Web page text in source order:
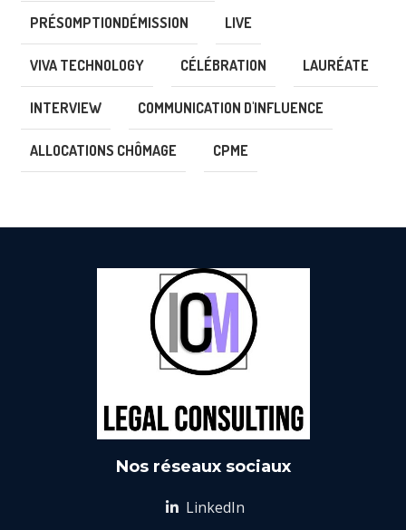
PRÉSOMPTIONDÉMISSION LIVE
VIVA TECHNOLOGY CÉLÉBRATION LAURÉATE
INTERVIEW COMMUNICATION D'INFLUENCE
ALLOCATIONS CHÔMAGE CPME
Nos réseaux sociaux
 LinkedIn